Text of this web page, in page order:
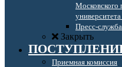
Московского
Пресс-
Закрыть
Приемная комиссия